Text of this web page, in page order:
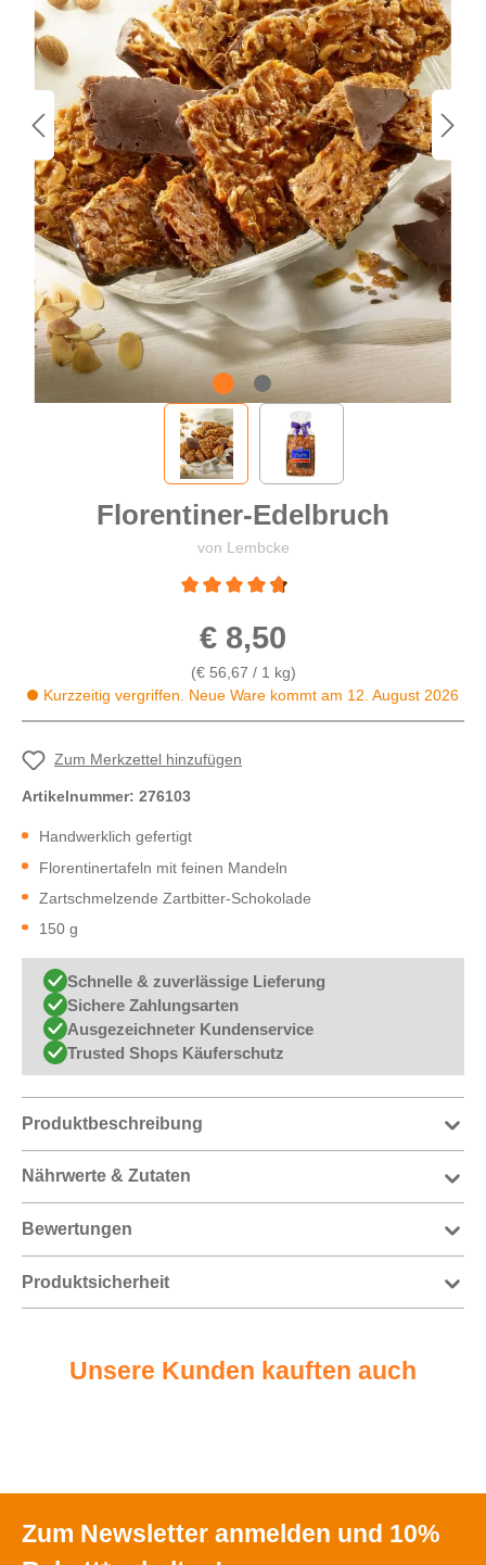
Florentiner-Edelbruch
von Lembcke
€ 8,50
(€ 56,67 / 1 kg)
Kurzzeitig vergriffen. Neue Ware kommt am 12. August 2026
Zum Merkzettel hinzufügen
Artikelnummer: 276103
Handwerklich gefertigt
Florentinertafeln mit feinen Mandeln
Zartschmelzende Zartbitter-Schokolade
150 g
Schnelle & zuverlässige Lieferung
Sichere Zahlungsarten
Ausgezeichneter Kundenservice
Trusted Shops Käuferschutz
Produktbeschreibung
Nährwerte & Zutaten
Bewertungen
Produktsicherheit
Unsere Kunden kauften auch
Zum Newsletter anmelden und 10%